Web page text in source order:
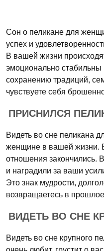
Сон о пеликане для
успех и
В вашей жизни
эмоционально
сохранению традиций,
чувствуете себя
ПРИСНИЛСЯ
Видеть во сне пеликана
женщине в вашей жизни.
отношения закончились.
и наградили за ваши
Это знак мудрости,
возвращаетесь в
ВИДЕТЬ ВО СНЕ
Видеть во сне крупного